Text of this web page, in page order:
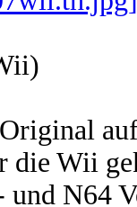
die Wii
und N64